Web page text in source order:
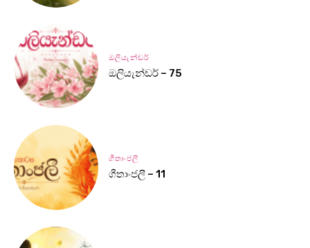
ඔලියැන්ඩර්
ඔලියැන්ඩර් – 75
ගීතාංජලී
ගීතාංජලී – 11